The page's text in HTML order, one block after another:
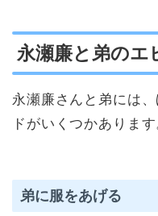
永瀬廉と弟のエ
永瀬廉さんと弟には
ドがいくつかあります
弟に服をあげる